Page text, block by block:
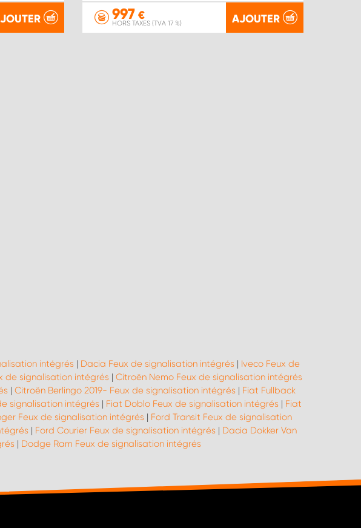
997 €
HORS TAXES (TVA 17 %) AJOUTER
intégrés | Dacia Feux de signalisation intégrés | Iveco Feux de
de signalisation intégrés | Citroën Nemo Feux de signalisation intégrés
| Citroën Berlingo 2019- Feux de signalisation intégrés | Fiat Fullback
signalisation intégrés | Fiat Doblo Feux de signalisation intégrés | Fiat
Feux de signalisation intégrés | Ford Transit Feux de signalisation
| Ford Courier Feux de signalisation intégrés | Dacia Dokker Van
| Dodge Ram Feux de signalisation intégrés